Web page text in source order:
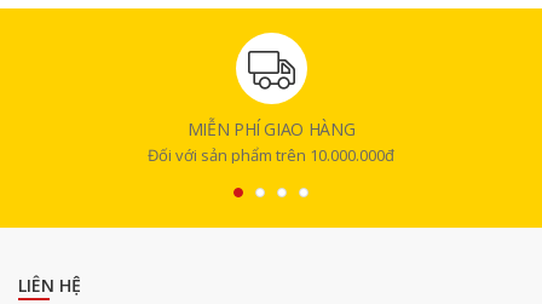
Tính năng phát hiện chuyển động thông minh
được tích hợp công nghệ phát hiện chuyển động và
nhận diện con người thông minh.Cameracó thể phân tích hình ảnh để
của người dùng thông qua ứng dụng quản lý.
MIỄN PHÍ GIAO HÀNG
Đối với sản phẩm trên 10.000.000đ
LIÊN HỆ